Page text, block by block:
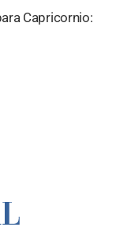
Capricornio: